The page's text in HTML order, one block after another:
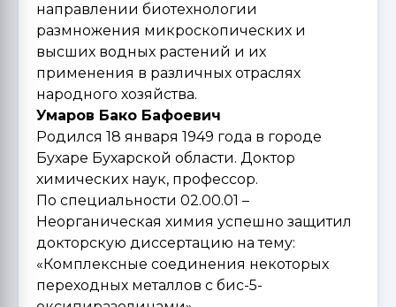
направлении биотехнологии
размножения микроскопических и
высших водных растений и их
применения в различных отраслях
народного хозяйства.
Умаров Бако Бафоевич
Родился 18 января 1949 года в городе
Бухаре Бухарской области. Доктор
химических наук, профессор.
По специальности 02.00.01 –
Неорганическая химия успешно защитил
докторскую диссертацию на тему:
«Комплексные соединения некоторых
переходных металлов с бис-5-